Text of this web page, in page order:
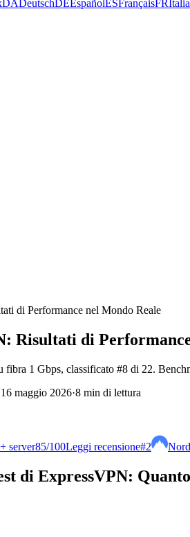
DADeutschDEEspañolESFrançaisFR
di Performance nel Mondo Reale
Risultati di
fibra 1 Gbps, classificato #8 di 22.
maggio 2026·8 min di lettura
server85/100Leggi recensione#2
di ExpressVPN: